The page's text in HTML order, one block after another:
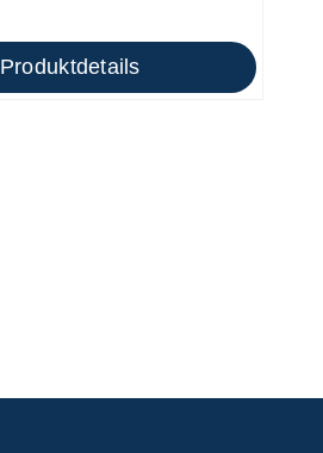
Produktdetails